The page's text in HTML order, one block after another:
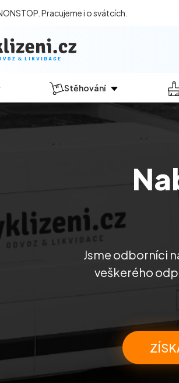
Pracujeme i o svátcích.
probíhá?
a garáží
Stěhování
Jsme odborníci
veškerého